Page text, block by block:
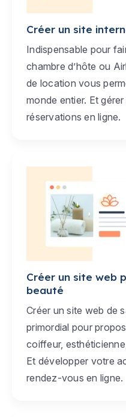
Créer un site
Indispensable pour
chambre d’hôte ou
de location vous
monde entier. Et
réservations en ligne.
Créer un site web
beauté
Créer un site web de
primordial pour
coiffeur,
Et développer votre
rendez-vous en ligne.